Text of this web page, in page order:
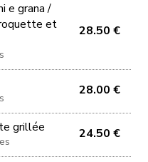
e grana /
et
28.50 €
28.00 €
grillée 24.50 €